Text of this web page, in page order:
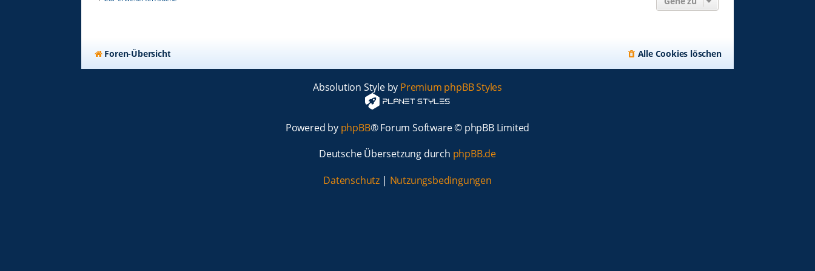
Foren-Übersicht Alle Cookies löschen
Absolution Style by Premium phpBB Styles
Powered by phpBB® Forum Software © phpBB Limited
Deutsche Übersetzung durch phpBB.de
Datenschutz | Nutzungsbedingungen